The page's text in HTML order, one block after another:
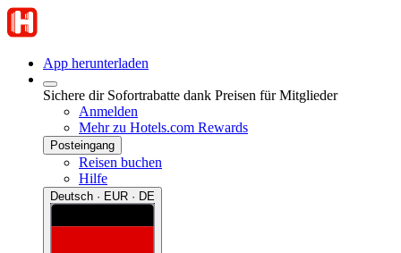
App herunterladen
Sichere dir Sofortrabatte dank Preisen für Mitglieder
Anmelden
Mehr zu Hotels.com Rewards
Posteingang
Reisen buchen
Hilfe
Deutsch · EUR · DE